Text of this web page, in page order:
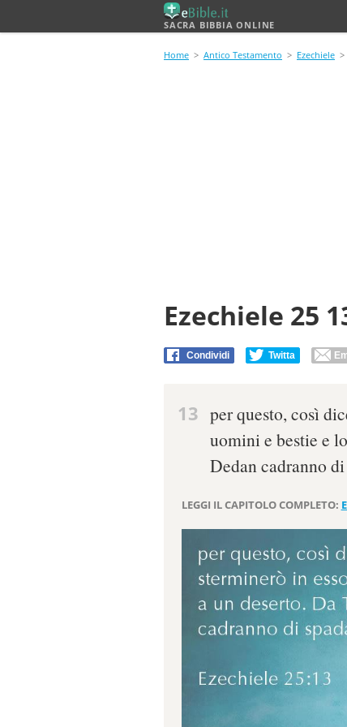
SACRA BIBBIA ONLINE
Home > Antico Testamento > Ezechiele >
Ezechiele 25
Condividi Twitta
13 per questo, così
uomini e bestie e
Dedan cadranno di
LEGGI IL CAPITOLO COMPLETO: